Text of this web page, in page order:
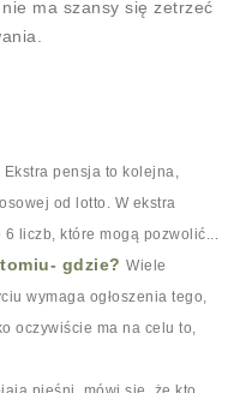
ma szansy się zetrzeć
Ekstra pensja to kolejna,
od lotto. W ekstra
liczb, które mogą pozwolić...
gdzie? Wiele
wymaga ogłoszenia tego,
oczywiście ma na celu to,